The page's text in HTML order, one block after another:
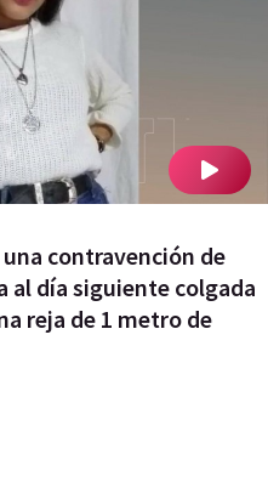
contravención de
al día siguiente colgada
reja de 1 metro de